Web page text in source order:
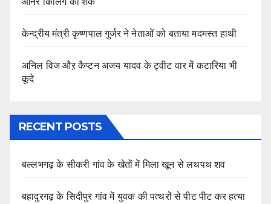
केन्द्रीय मंत्री कृष्णपाल गुर्जर ने नेताओं को बताया मदमस्त हाथी
अनिल विज औऱ कैप्टन अजय यादव के ट्वीट वार में कटारिया भी
कूदे
RECENT POSTS
बल्लभगढ़ के सीकरी गांव के खेतों में मिला खून से लथपथ शव
बहादुरगढ़ के सिदीपुर गांव में युवक की पत्थरों से पीट पीट कर हत्या